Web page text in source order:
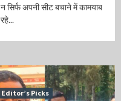
न सिर्फ अपनी सीट बचाने में कामयाब
रहे...
Editor’s Picks